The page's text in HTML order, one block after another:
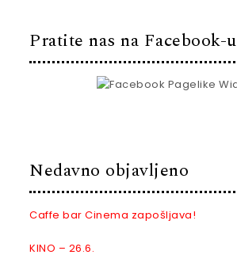
Pratite nas na Facebook-u
Nedavno objavljeno
Caffe bar Cinema zapošljava!
KINO – 26.6.